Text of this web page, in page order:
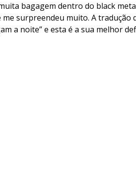
bagagem dentro do black
surpreendeu muito. A tradução
a noite” e esta é a sua melhor